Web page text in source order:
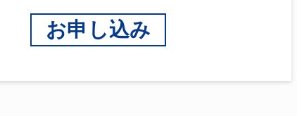
お申し込み